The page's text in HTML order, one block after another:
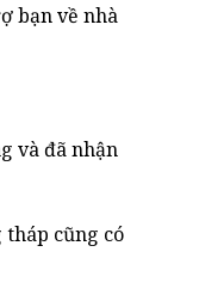
bạn về nhà
và đã nhận
cũng có